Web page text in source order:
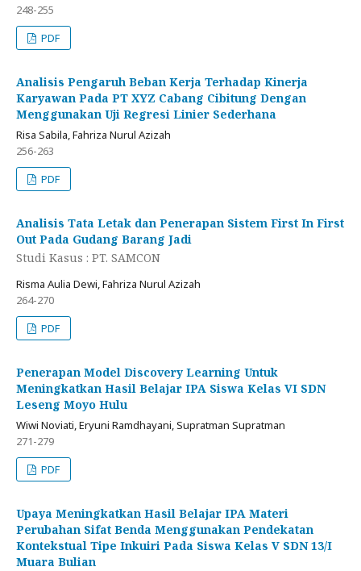
248-255
PDF
Analisis Pengaruh Beban Kerja Terhadap Kinerja
Karyawan Pada PT XYZ Cabang Cibitung Dengan
Menggunakan Uji Regresi Linier Sederhana
Risa Sabila, Fahriza Nurul Azizah
256-263
PDF
Analisis Tata Letak dan Penerapan Sistem First In First
Out Pada Gudang Barang Jadi
Studi Kasus : PT. SAMCON
Risma Aulia Dewi, Fahriza Nurul Azizah
264-270
PDF
Penerapan Model Discovery Learning Untuk
Meningkatkan Hasil Belajar IPA Siswa Kelas VI SDN
Leseng Moyo Hulu
Wiwi Noviati, Eryuni Ramdhayani, Supratman Supratman
271-279
PDF
Upaya Meningkatkan Hasil Belajar IPA Materi
Perubahan Sifat Benda Menggunakan Pendekatan
Kontekstual Tipe Inkuiri Pada Siswa Kelas V SDN 13/I
Muara Bulian